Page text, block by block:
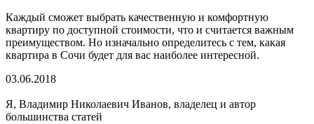
Каждый сможет выбрать качественную и комфортную
квартиру по доступной стоимости, что и считается важным
преимуществом. Но изначально определитесь с тем, какая
квартира в Сочи будет для вас наиболее интересной.
03.06.2018
Я, Владимир Николаевич Иванов, владелец и автор
большинства статей